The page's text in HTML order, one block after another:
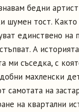
бедни
шумен тост.
единствено на
А
ми съседка, с
махленски
самотата на
на квартални